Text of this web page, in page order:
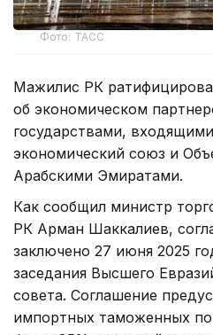
Фото: ТАСС
Мажилис РК
об экономическом
государствами,
экономический союз и
Арабскими Эмиратами.
Как сообщил министр
РК Арман Шаккалиев,
заключено 27 июня 2025
заседания Высшего
совета. Соглашение
импортных таможенных